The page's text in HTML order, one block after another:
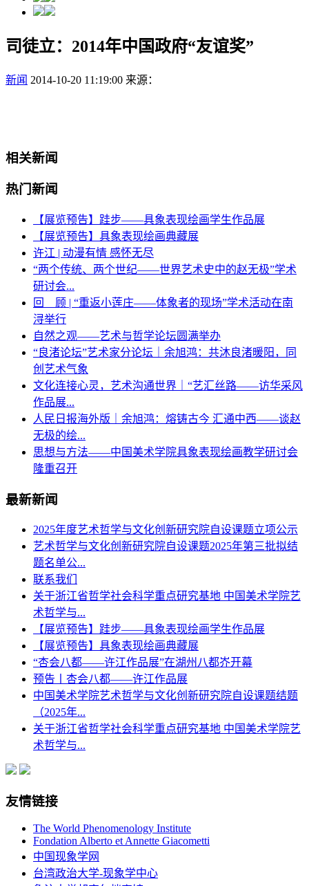
司徒立：2014年中国政府“友谊奖”
新闻 2014-10-20 11:19:00 来源：
相关新闻
热门新闻
【展览预告】跬步——具象表现绘画学生作品展
【展览预告】具象表现绘画典藏展
许江 | 动漫有情 感怀无尽
“两个传统、两个世纪——世界艺术史中的赵无极”学术
研讨会...
回 顾 | “重返小莲庄——体象者的现场”学术活动在南
浔举行
自然之观——艺术与哲学论坛圆满举办
“良渚论坛”艺术家分论坛｜余旭鸿：共沐良渚暖阳，同
创艺术气象
文化连接心灵，艺术沟通世界｜“艺汇丝路——访华采风
作品展...
人民日报海外版｜余旭鸿：熔铸古今 汇通中西——谈赵
无极的绘...
思想与方法——中国美术学院具象表现绘画教学研讨会
隆重召开
最新新闻
2025年度艺术哲学与文化创新研究院自设课题立项公示
艺术哲学与文化创新研究院自设课题2025年第三批拟结
题名单公...
联系我们
关于浙江省哲学社会科学重点研究基地 中国美术学院艺
术哲学与...
【展览预告】跬步——具象表现绘画学生作品展
【展览预告】具象表现绘画典藏展
“杏会八都——许江作品展”在湖州八都岕开幕
预告丨杏会八都——许江作品展
中国美术学院艺术哲学与文化创新研究院自设课题结题
（2025年...
关于浙江省哲学社会科学重点研究基地 中国美术学院艺
术哲学与...
友情链接
The World Phenomenology Institute
Fondation Alberto et Annette Giacometti
中国现象学网
台湾政治大学-现象学中心